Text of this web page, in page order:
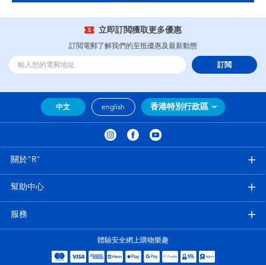
立即訂閲獲取更多優惠
訂閲電郵了解我們的至抵優惠及最新動態
訂閲
中文 english 香港特別行政區
關於"R"
幫助中心
服務
體驗安全網上購物樂趣